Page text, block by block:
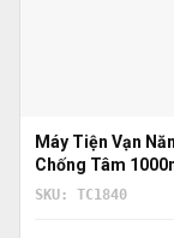
Máy Tiện Vạn
Chống Tâm
SKU: TC1840